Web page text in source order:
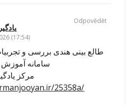
(17:54)
طالع بینی هندی بررسی و
سامانه
مرکز
25358a/
Odpovědět